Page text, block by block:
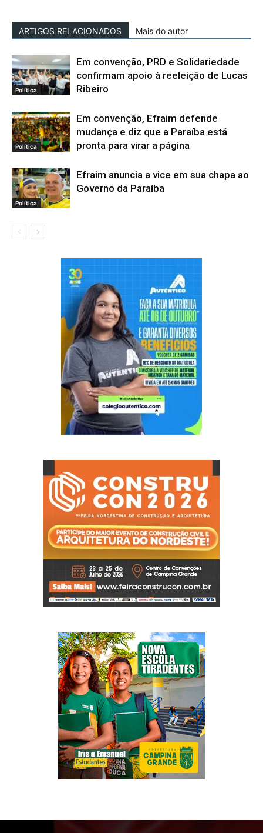
ARTIGOS RELACIONADOS Mais do autor
Política
Em convenção, PRD e Solidariedade
confirmam apoio à reeleição de Lucas
Ribeiro
Política
Em convenção, Efraim defende
mudança e diz que a Paraíba está
pronta para virar a página
Política
Efraim anuncia a vice em sua chapa ao
Governo da Paraíba